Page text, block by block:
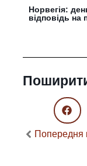
Норвегія:
відповідь на
Попередня